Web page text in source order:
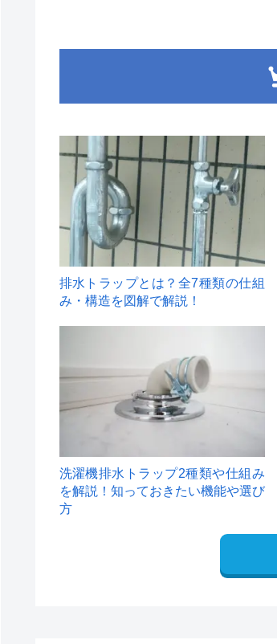
1
排水トラップとは？全7種類の仕組
み・構造を図解で解説！
洗濯機排水トラップ2種類や仕組み
を解説！知っておきたい機能や選び
方